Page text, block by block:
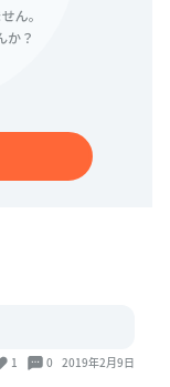
1 0 2019年2月9日